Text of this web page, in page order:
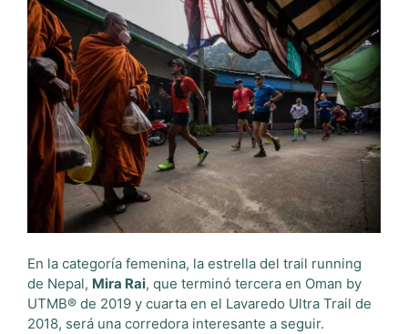
En la categoría femenina, la estrella del trail running
de Nepal, Mira Rai, que terminó tercera en Oman by
UTMB® de 2019 y cuarta en el Lavaredo Ultra Trail de
2018, será una corredora interesante a seguir.